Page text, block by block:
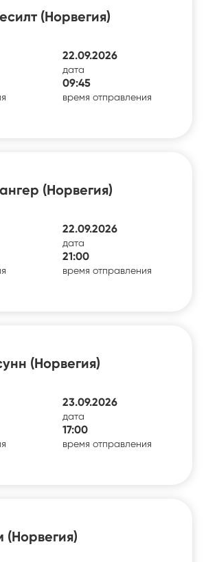
(Норвегия)
22.09.2026
дата
09:45
время отправления
(Норвегия)
22.09.2026
дата
21:00
время отправления
(Норвегия)
23.09.2026
дата
17:00
время отправления
(Норвегия)